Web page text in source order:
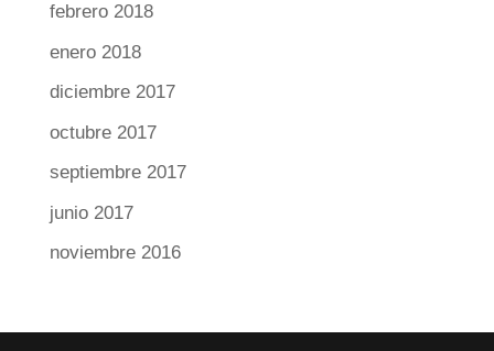
febrero 2018
enero 2018
diciembre 2017
octubre 2017
septiembre 2017
junio 2017
noviembre 2016